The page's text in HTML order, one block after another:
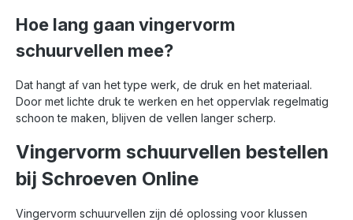
Hoe lang gaan vingervorm
schuurvellen mee?
Dat hangt af van het type werk, de druk en het materiaal.
Door met lichte druk te werken en het oppervlak regelmatig
schoon te maken, blijven de vellen langer scherp.
Vingervorm schuurvellen bestellen
bij Schroeven Online
Vingervorm schuurvellen zijn dé oplossing voor klussen